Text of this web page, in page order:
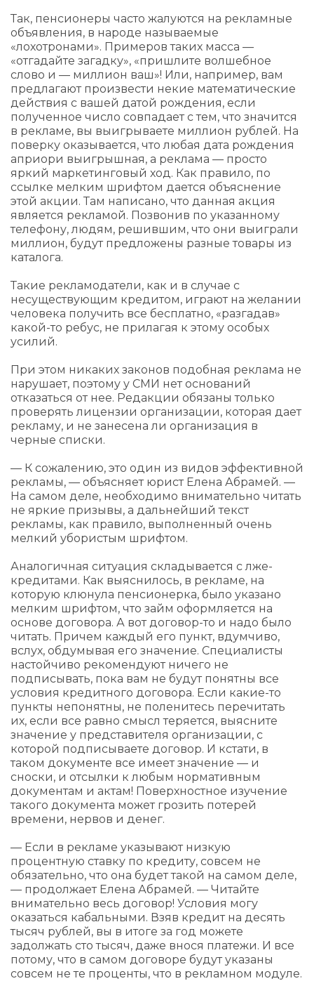
Так, пенсионеры часто жалуются на рекламные
объявления, в народе называемые
«лохотронами». Примеров таких масса —
«отгадайте загадку», «пришлите волшебное
слово и — миллион ваш»! Или, например, вам
предлагают произвести некие математические
действия с вашей датой рождения, если
полученное число совпадает с тем, что значится
в рекламе, вы выигрываете миллион рублей. На
поверку оказывается, что любая дата рождения
априори выигрышная, а реклама — просто
яркий маркетинговый ход. Как правило, по
ссылке мелким шрифтом дается объяснение
этой акции. Там написано, что данная акция
является рекламой. Позвонив по указанному
телефону, людям, решившим, что они выиграли
миллион, будут предложены разные товары из
каталога.
Такие рекламодатели, как и в случае с
несуществующим кредитом, играют на желании
человека получить все бесплатно, «разгадав»
какой-то ребус, не прилагая к этому особых
усилий.
При этом никаких законов подобная реклама не
нарушает, поэтому у СМИ нет оснований
отказаться от нее. Редакции обязаны только
проверять лицензии организации, которая дает
рекламу, и не занесена ли организация в
черные списки.
— К сожалению, это один из видов эффективной
рекламы, — объясняет юрист Елена Абрамей. —
На самом деле, необходимо внимательно читать
не яркие призывы, а дальнейший текст
рекламы, как правило, выполненный очень
мелкий убористым шрифтом.
Аналогичная ситуация складывается с лже-
кредитами. Как выяснилось, в рекламе, на
которую клюнула пенсионерка, было указано
мелким шрифтом, что займ оформляется на
основе договора. А вот договор-то и надо было
читать. Причем каждый его пункт, вдумчиво,
вслух, обдумывая его значение. Специалисты
настойчиво рекомендуют ничего не
подписывать, пока вам не будут понятны все
условия кредитного договора. Если какие-то
пункты непонятны, не поленитесь перечитать
их, если все равно смысл теряется, выясните
значение у представителя организации, с
которой подписываете договор. И кстати, в
таком документе все имеет значение — и
сноски, и отсылки к любым нормативным
документам и актам! Поверхностное изучение
такого документа может грозить потерей
времени, нервов и денег.
— Если в рекламе указывают низкую
процентную ставку по кредиту, совсем не
обязательно, что она будет такой на самом деле,
— продолжает Елена Абрамей. — Читайте
внимательно весь договор! Условия могу
оказаться кабальными. Взяв кредит на десять
тысяч рублей, вы в итоге за год можете
задолжать сто тысяч, даже внося платежи. И все
потому, что в самом договоре будут указаны
совсем не те проценты, что в рекламном модуле.